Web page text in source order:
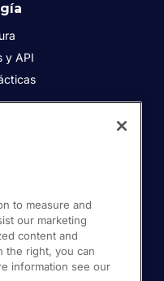
y API
social
clientes
to measure and
our marketing
content and
the right, you can
information see our